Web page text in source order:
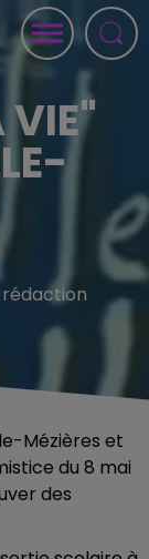
VIE"
rédaction
Mézières et
du 8 mai
des